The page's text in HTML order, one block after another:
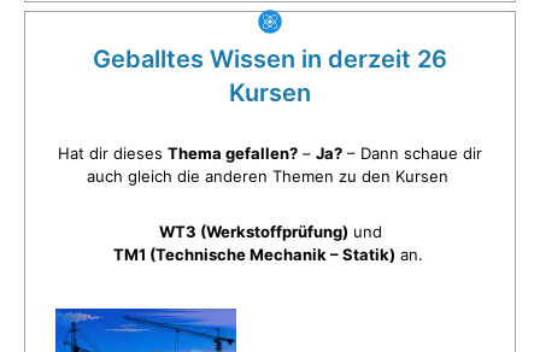
Geballtes Wissen in derzeit 26
Kursen
Hat dir dieses Thema gefallen? – Ja? – Dann schaue dir
auch gleich die anderen Themen zu den Kursen
WT3 (Werkstoffprüfung) und
TM1 (Technische Mechanik – Statik) an.